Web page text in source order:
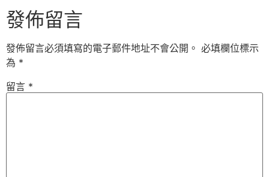
發佈留言
發佈留言必須填寫的電子郵件地址不會公開。 必填欄位標示
為 *
留言 *